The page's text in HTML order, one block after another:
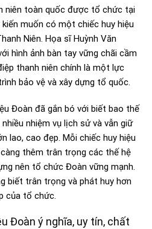
niên toàn quốc được tổ chức tại
muốn có một chiếc huy hiệu
Niên. Họa sĩ Huỳnh Văn
hình ảnh bàn tay vững chãi cầm
thanh niên chính là một lực
bảo vệ và xây dựng tổ quốc.
Đoàn đã gắn bó với biết bao thế
nhiệm vụ lịch sử và vẫn giữ
lao, cao đẹp. Mỗi chiếc huy hiệu
thêm trân trọng các thế hệ
nên tổ chức Đoàn vững mạnh.
biết trân trọng và phát huy hơn
của tổ chức.
Đoàn ý nghĩa, uy tín, chất